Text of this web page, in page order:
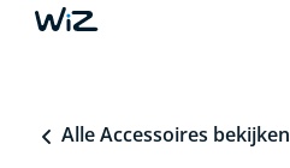
Alle Accessoires bekijken